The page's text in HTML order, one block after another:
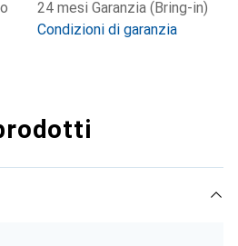
24 mesi Garanzia (Bring-in)
Condizioni di garanzia